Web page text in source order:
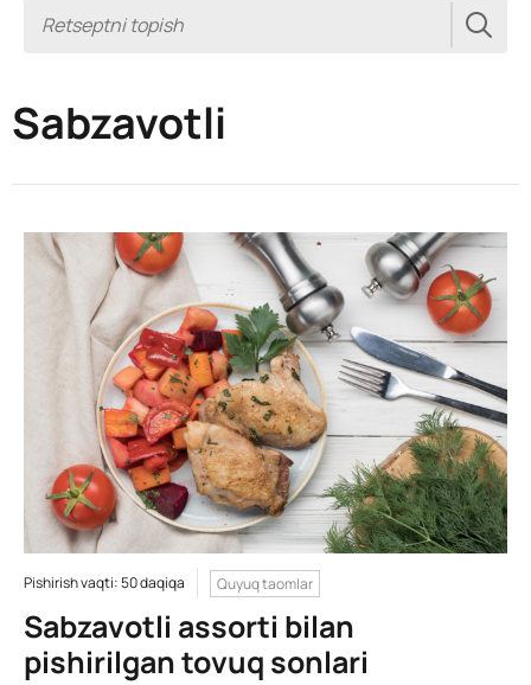
Sabzavotli
Pishirish vaqti: 50 daqiqa Quyuq taomlar
Sabzavotli assorti bilan
pishirilgan tovuq sonlari